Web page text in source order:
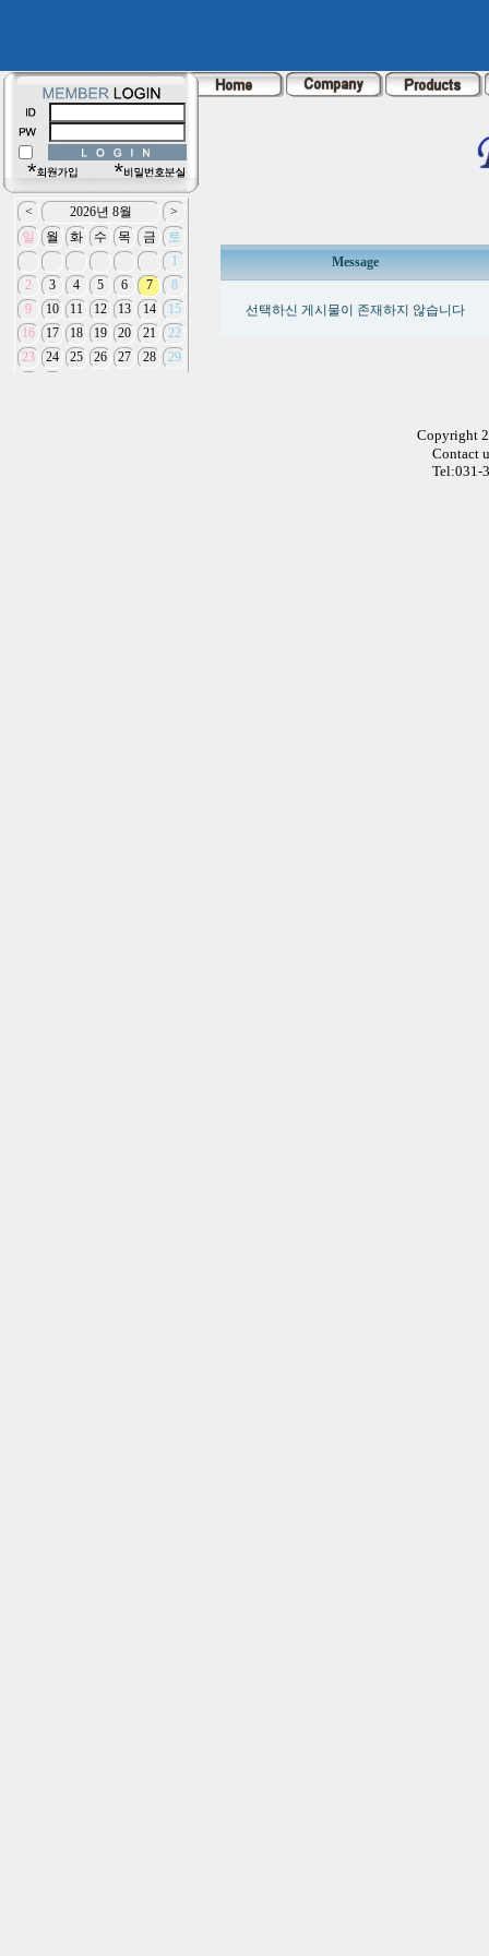
Message
선택하신 게시물이 존재하지 않습니다
Copyright
Contact
Tel:031-